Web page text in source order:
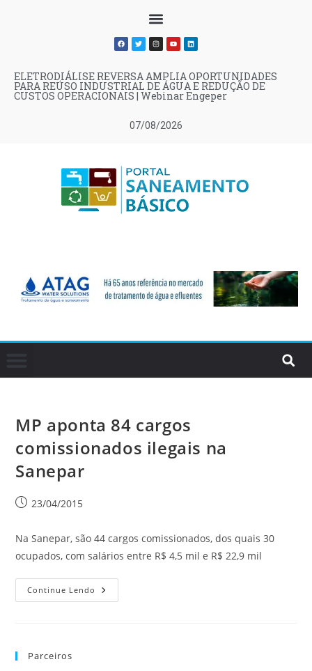
07/08/2026
ELETRODIÁLISE REVERSA AMPLIA OPORTUNIDADES
PARA REÚSO INDUSTRIAL DE ÁGUA E REDUÇÃO DE
CUSTOS OPERACIONAIS | Webinar Engeper
MP aponta 84 cargos
comissionados ilegais na
Sanepar
23/04/2015
Na Sanepar, são 44 cargos comissionados, dos quais 30
ocupados, com salários entre R$ 4,5 mil e R$ 22,9 mil
Continue Lendo
Parceiros